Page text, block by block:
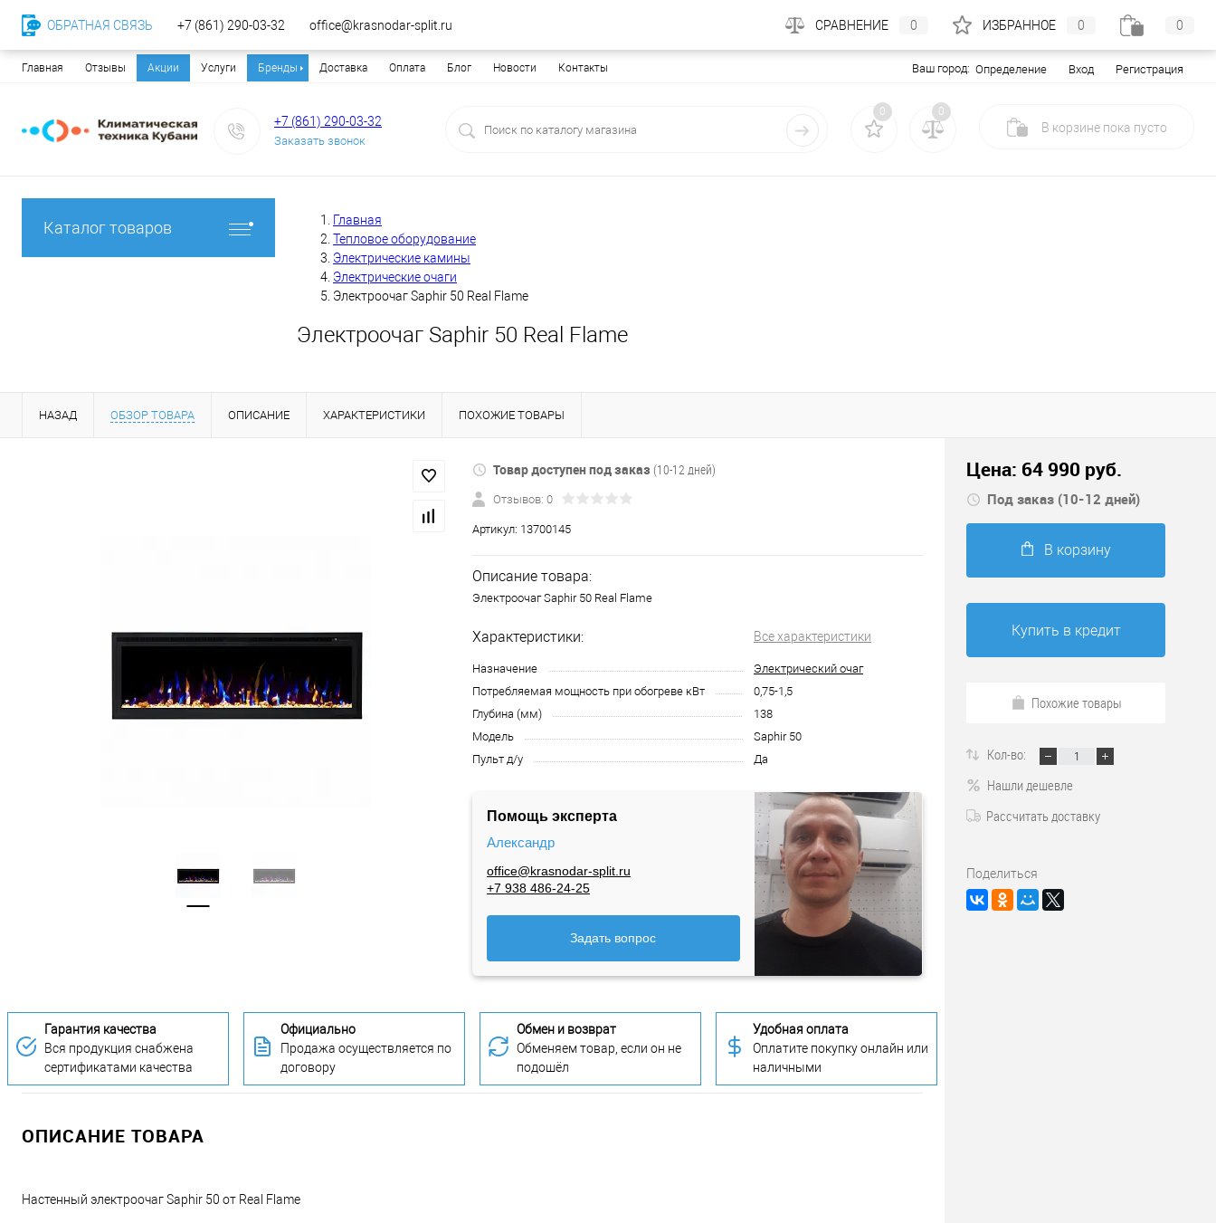
Главная Отзывы Акции Услуги Бренды Доставка Оплата Блог Новости Контакты Ваш город: Определение Вход Регистрация
+7 (861) 290-03-32
Заказать звонок
0 0
В корзине пока пусто
Каталог товаров
Главная
Тепловое оборудование
Электрические камины
Электрические очаги
Электроочаг Saphir 50 Real Flame
Электроочаг Saphir 50 Real Flame
НАЗАД ОБЗОР ТОВАРА ОПИСАНИЕ ХАРАКТЕРИСТИКИ ПОХОЖИЕ ТОВАРЫ
Товар доступен под заказ (10-12 дней)
Отзывов: 0
Артикул: 13700145
Описание товара:
Электроочаг Saphir 50 Real Flame
Характеристики: Все характеристики
Назначение
Электрический очаг
Потребляемая мощность при обогреве кВт
0,75-1,5
Глубина (мм)
138
Модель
Saphir 50
Пульт д/у
Да
Помощь эксперта
Александр
office@krasnodar-split.ru
+7 938 486-24-25
Задать вопрос
Гарантия качества
Вся продукция снабжена
сертификатами качества
Официально
Продажа осуществляется по
договору
Обмен и возврат
Обменяем товар, если он не
подошёл
Удобная оплата
Оплатите покупку онлайн или
наличными
ОПИСАНИЕ ТОВАРА
Настенный электроочаг Saphir 50 от Real Flame
Цена: 64 990 руб.
Под заказ (10-12 дней)
В корзину
Купить в кредит
Похожие товары
Кол-во:
Нашли дешевле
Рассчитать доставку
Поделиться
ОБРАТНАЯ СВЯЗЬ +7 (861) 290-03-32 office@krasnodar-split.ru СРАВНЕНИЕ 0 ИЗБРАННОЕ 0 0